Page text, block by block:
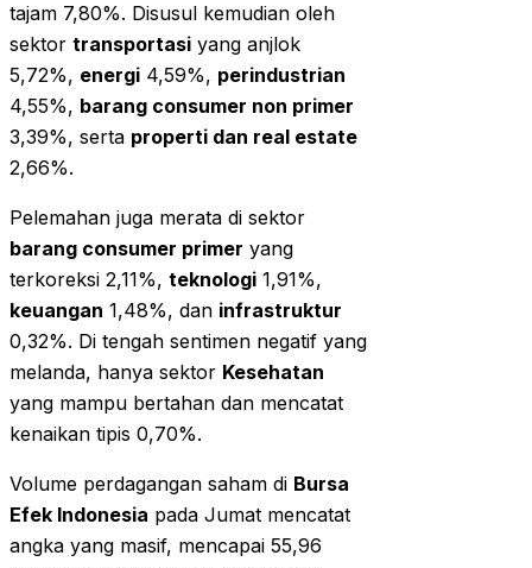
tajam 7,80%. Disusul kemudian oleh
sektor transportasi yang anjlok
5,72%, energi 4,59%, perindustrian
4,55%, barang consumer non primer
3,39%, serta properti dan real estate
2,66%.
Pelemahan juga merata di sektor
barang consumer primer yang
terkoreksi 2,11%, teknologi 1,91%,
keuangan 1,48%, dan infrastruktur
0,32%. Di tengah sentimen negatif yang
melanda, hanya sektor Kesehatan
yang mampu bertahan dan mencatat
kenaikan tipis 0,70%.
Volume perdagangan saham di Bursa
Efek Indonesia pada Jumat mencatat
angka yang masif, mencapai 55,96